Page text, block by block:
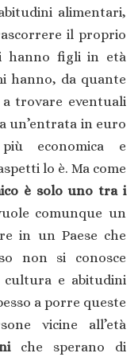
alimentari,
il proprio
hanno figli in età
hanno, da quante
trovare eventuali
un’entrata in euro
economica e
lo è. Ma come
è solo uno tra i
comunque un
in un Paese che
non si conosce
e abitudini
a porre queste
vicine all’età
che sperano di